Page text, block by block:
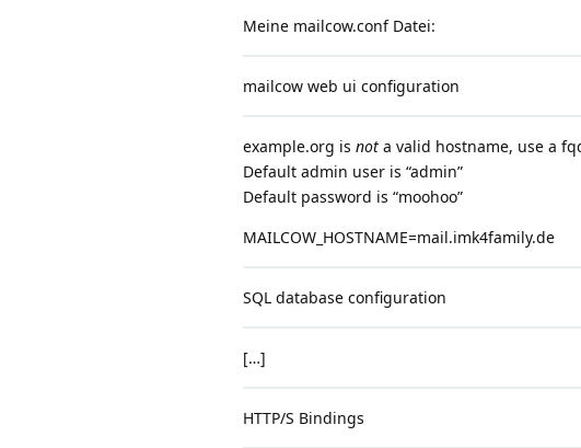
Meine mailcow.conf Datei:
mailcow web ui configuration
example.org is not a valid hostname, use a
Default admin user is “admin”
Default password is “moohoo”
MAILCOW_HOSTNAME=mail.imk4family.de
SQL database configuration
[…]
HTTP/S Bindings